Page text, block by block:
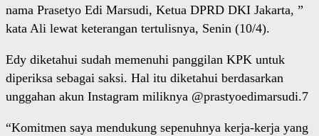
nama Prasetyo Edi Marsudi, Ketua DPRD DKI Jakarta, ”
kata Ali lewat keterangan tertulisnya, Senin (10/4).
Edy diketahui sudah memenuhi panggilan KPK untuk
diperiksa sebagai saksi. Hal itu diketahui berdasarkan
unggahan akun Instagram miliknya @prastyoedimarsudi.7
“Komitmen saya mendukung sepenuhnya kerja-kerja yang